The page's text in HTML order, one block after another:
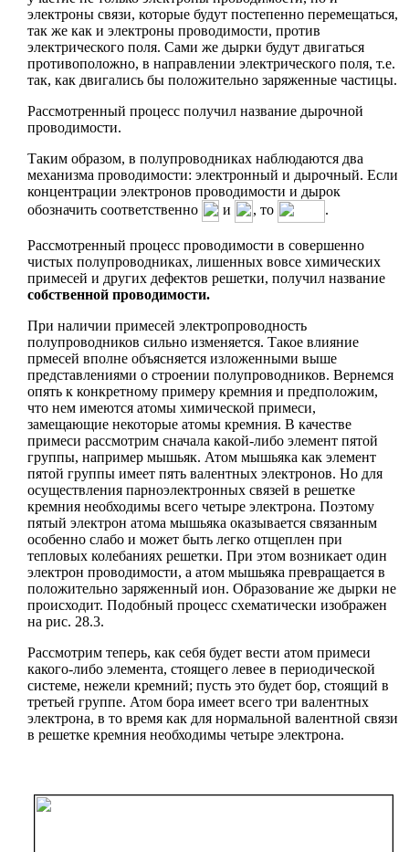
электроны связи, которые будут постепенно перемещаться,
так же как и электроны проводимости, против
электрического поля. Сами же дырки будут двигаться
противоположно, в направлении электрического поля, т.е.
так, как двигались бы положительно заряженные частицы.
Рассмотренный процесс получил название дырочной
проводимости.
Таким образом, в полупроводниках наблюдаются два
механизма проводимости: электронный и дырочный. Если
концентрации электронов проводимости и дырок
обозначить соответственно
и , то .
Рассмотренный процесс проводимости в совершенно
чистых полупроводниках, лишенных вовсе химических
примесей и других дефектов решетки, получил название
собственной проводимости.
При наличии примесей электропроводность
полупроводников сильно изменяется. Такое влияние
прмесей вполне объясняется изложенными выше
представлениями о строении полупроводников. Вернемся
опять к конкретному примеру кремния и предположим,
что нем имеются атомы химической примеси,
замещающие некоторые атомы кремния. В качестве
примеси рассмотрим сначала какой-либо элемент пятой
группы, например мышьяк. Атом мышьяка как элемент
пятой группы имеет пять валентных электронов. Но для
осуществления парноэлектронных связей в решетке
кремния необходимы всего четыре электрона. Поэтому
пятый электрон атома мышьяка оказывается связанным
особенно слабо и может быть легко отщеплен при
тепловых колебаниях решетки. При этом возникает один
электрон проводимости, а атом мышьяка превращается в
положительно заряженный ион. Образование же дырки не
происходит. Подобный процесс схематически изображен
на рис. 28.3.
Рассмотрим теперь, как себя будет вести атом примеси
какого-либо элемента, стоящего левее в периодической
системе, нежели кремний; пусть это будет бор, стоящий в
третьей группе. Атом бора имеет всего три валентных
электрона, в то время как для нормальной валентной связи
в решетке кремния необходимы четыре электрона.